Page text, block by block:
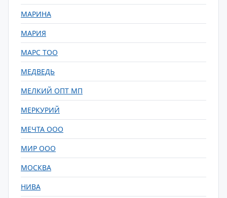
МАРИНА
МАРИЯ
МАРС ТОО
МЕДВЕДЬ
МЕЛКИЙ ОПТ МП
МЕРКУРИЙ
МЕЧТА ООО
МИР ООО
МОСКВА
НИВА